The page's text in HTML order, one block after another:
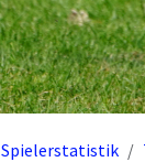
Spielerstatistik